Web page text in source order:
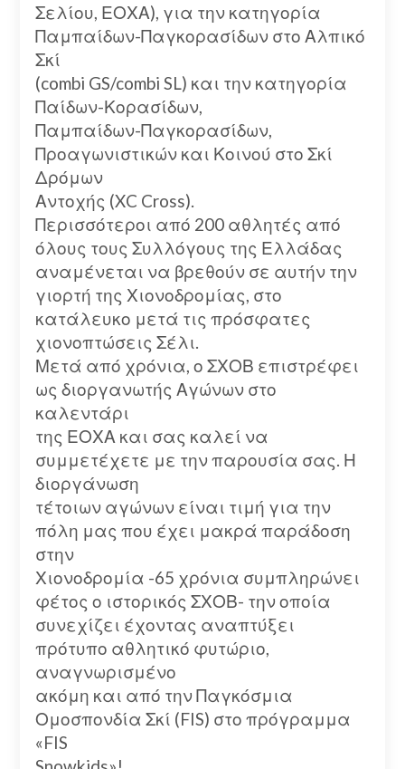
Σελίου, ΕΟΧΑ), για την κατηγορία
Παμπαίδων-Παγκορασίδων στο Αλπικό
Σκί
(combi GS/combi SL) και την κατηγορία
Παίδων-Κορασίδων,
Παμπαίδων-Παγκορασίδων,
Προαγωνιστικών και Κοινού στο Σκί
Δρόμων
Αντοχής (XC Cross).
Περισσότεροι από 200 αθλητές από
όλους τους Συλλόγους της Ελλάδας
αναμένεται να βρεθούν σε αυτήν την
γιορτή της Χιονοδρομίας, στο
κατάλευκο μετά τις πρόσφατες
χιονοπτώσεις Σέλι.
Μετά από χρόνια, ο ΣΧΟΒ επιστρέφει
ως διοργανωτής Αγώνων στο
καλεντάρι
της ΕΟΧΑ και σας καλεί να
συμμετέχετε με την παρουσία σας. Η
διοργάνωση
τέτοιων αγώνων είναι τιμή για την
πόλη μας που έχει μακρά παράδοση
στην
Χιονοδρομία -65 χρόνια συμπληρώνει
φέτος ο ιστορικός ΣΧΟΒ- την οποία
συνεχίζει έχοντας αναπτύξει
πρότυπο αθλητικό φυτώριο,
αναγνωρισμένο
ακόμη και από την Παγκόσμια
Ομοσπονδία Σκί (FIS) στο πρόγραμμα
«FIS